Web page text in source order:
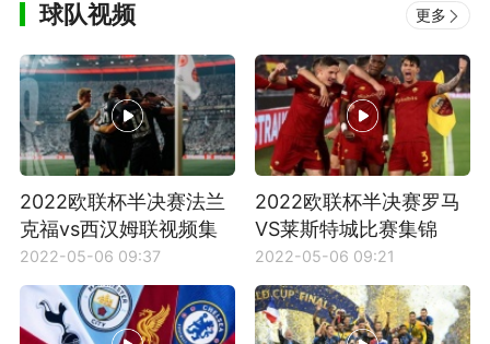
球队视频 更多
2022欧联杯半决赛法兰
克福vs西汉姆联视频集
锦
2022-05-06 09:37
2022欧联杯半决赛罗马
VS莱斯特城比赛集锦
2022-05-06 09:21